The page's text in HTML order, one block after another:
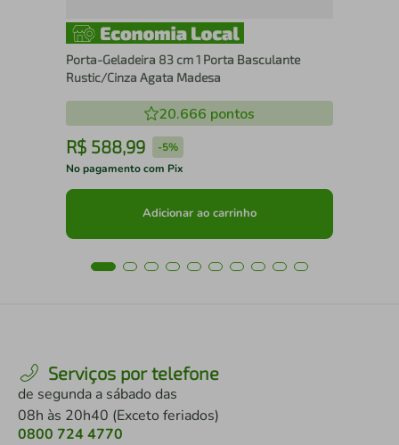
Porta-Geladeira 83 cm 1 Porta Basculante
Rustic/Cinza Agata Madesa
20.666 pontos
R$ 588,99 -5%
No pagamento com Pix
Adicionar ao carrinho
Serviços por telefone
de segunda a sábado das
08h às 20h40 (Exceto feriados)
0800 724 4770